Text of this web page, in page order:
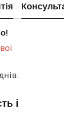
Консультація
і